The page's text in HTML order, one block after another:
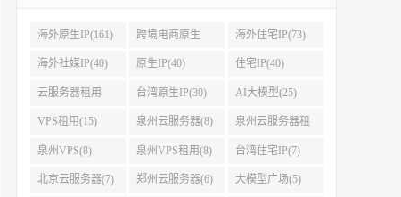
海外原生IP(161) 跨境电商原生
IP(108)
海外住宅IP(73)
海外社媒IP(40) 原生IP(40) 住宅IP(40)
云服务器租用
(37)
台湾原生IP(30) AI大模型(25)
VPS租用(15) 泉州云服务器(8) 泉州云服务器租
用(8)
泉州VPS(8) 泉州VPS租用(8) 台湾住宅IP(7)
北京云服务器(7) 郑州云服务器(6) 大模型广场(5)